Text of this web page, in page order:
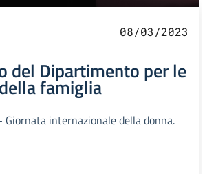
08/03/2023
del Dipartimento per le
famiglia
internazionale della donna.